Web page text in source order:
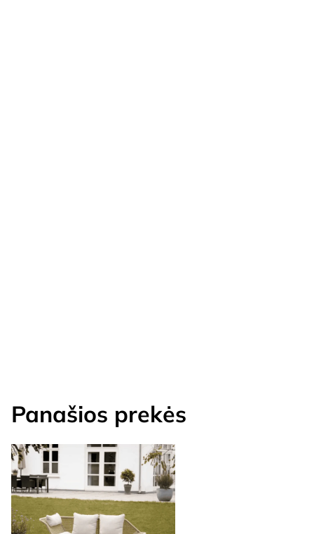
Panašios prekės